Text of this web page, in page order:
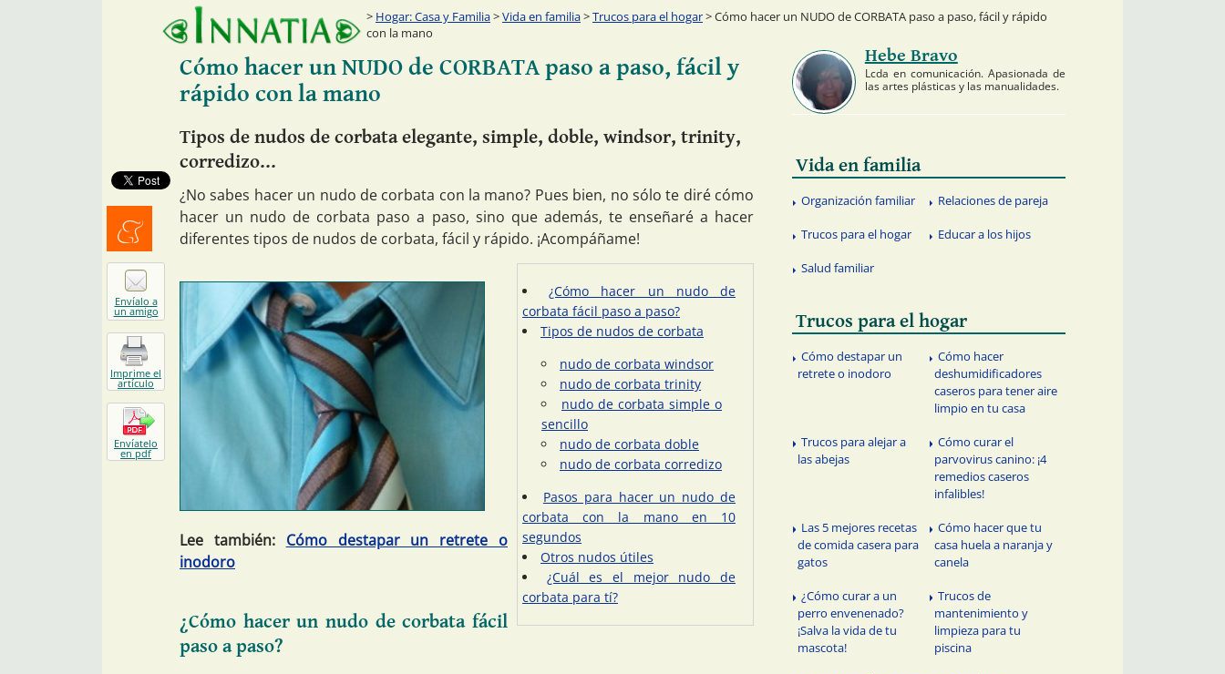
Hogar: Casa y Familia>Vida en familia>Trucos para el hogar> Cómo hacer un NUDO de CORBATA paso a paso, fácil y rápido
con la mano
Cómo hacer un NUDO de CORBATA paso a paso, fácil y
rápido con la mano
Tipos de nudos de corbata elegante, simple, doble, windsor, trinity,
corredizo...
¿No sabes hacer un nudo de corbata con la mano? Pues bien, no sólo te diré cómo
hacer un nudo de corbata paso a paso, sino que además, te enseñaré a hacer
diferentes tipos de nudos de corbata, fácil y rápido. ¡Acompáñame!
¿Cómo hacer un nudo de
corbata fácil paso a paso?
Tipos de nudos de corbata
nudo de corbata windsor
nudo de corbata trinity
nudo de corbata simple o
sencillo
nudo de corbata doble
nudo de corbata corredizo
Pasos para hacer un nudo de
corbata con la mano en 10
segundos
Otros nudos útiles
¿Cuál es el mejor nudo de
corbata para tí?
Lee también: Cómo destapar un retrete o
inodoro
¿Cómo hacer un nudo de corbata fácil
paso a paso?
Hebe Bravo
Lcda en comunicación. Apasionada de
las artes plásticas y las manualidades.
Vida en familia
Organización familiar Relaciones de pareja
Trucos para el hogar Educar a los hijos
Salud familiar
Trucos para el hogar
Cómo destapar un
retrete o inodoro
Cómo hacer
deshumidificadores
caseros para tener aire
limpio en tu casa
Trucos para alejar a
las abejas
Cómo curar el
parvovirus canino: ¡4
remedios caseros
infalibles!
Las 5 mejores recetas
de comida casera para
gatos
Cómo hacer que tu
casa huela a naranja y
canela
¿Cómo curar a un
perro envenenado?
¡Salva la vida de tu
mascota!
Trucos de
mantenimiento y
limpieza para tu
piscina
Menéalo
Envíalo a
un amigo
Imprime el
artículo
Envíatelo
en pdf